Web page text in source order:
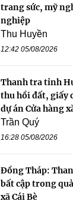
trang sức, mỹ
nghiệp
Thu Huyền
12:42 05/08/2026
Thanh tra tỉnh
thu hồi đất, giấy
dự án Cửa hàng
Trần Quý
16:28 05/08/2026
Đồng Tháp:
bất cập trong
xã Cái Bè